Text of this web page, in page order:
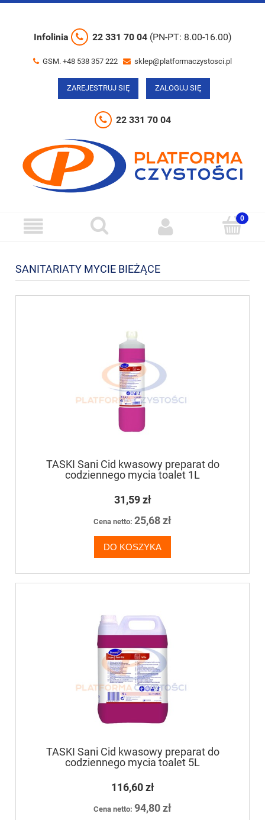
Infolinia 22 331 70 04 (PN-PT: 8.00-16.00)
GSM. +48 538 357 222 sklep@platformaczystosci.pl
ZAREJESTRUJ SIĘ ZALOGUJ SIĘ
22 331 70 04
SANITARIATY MYCIE BIEŻĄCE
TASKI Sani Cid kwasowy preparat do
codziennego mycia toalet 1L
31,59 zł
Cena netto: 25,68 zł
DO KOSZYKA
TASKI Sani Cid kwasowy preparat do
codziennego mycia toalet 5L
116,60 zł
Cena netto: 94,80 zł